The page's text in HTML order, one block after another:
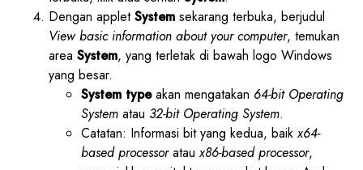
Dengan appletSystem sekarang terbuka, berjudul
View basic information about your computer, temukan
area System, yang terletak di bawah logo Windows
yang besar.
System typeakan mengatakan 64-bit Operating
System atau 32-bit Operating System.
Catatan: Informasi bit yang kedua, baik x64-
based processoratau x86-based processor,